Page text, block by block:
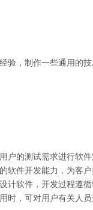
验，制作一些通用的
户的测试需求进行软件
软件开发能力，为客户
计软件，开发过程遵
时，可对用户有关人